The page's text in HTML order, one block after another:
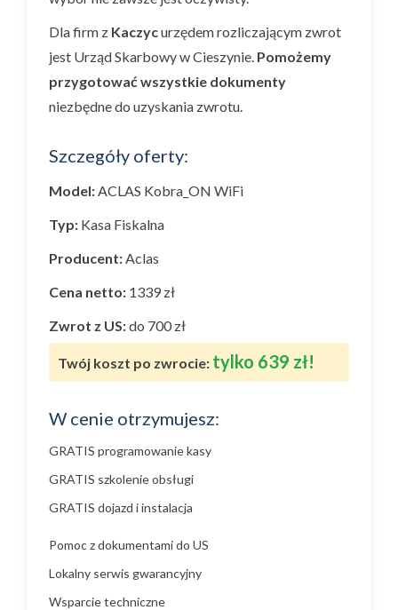
Dla firm z Kaczycurzędem rozliczającym zwrot
jest Urząd Skarbowy w Cieszynie. Pomożemy
przygotować wszystkie dokumenty
niezbędne do uzyskania zwrotu.
Szczegóły oferty:
Model:ACLAS Kobra_ON WiFi
Typ: Kasa Fiskalna
Producent:Aclas
Cena netto: 1339 zł
Zwrot z US:do 700 zł
Twój koszt po zwrocie: tylko 639 zł!
W cenie otrzymujesz:
GRATIS programowanie kasy
GRATIS szkolenie obsługi
GRATIS dojazd i instalacja
Pomoc z dokumentami do US
Lokalny serwis gwarancyjny
Wsparcie techniczne